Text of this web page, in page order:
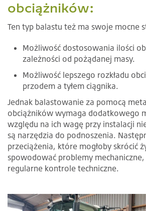
obciążników:
Ten typ balastu też ma swoje mocne
Możliwość dostosowania ilości
zależności od pożądanej masy.
Możliwość lepszego rozkładu
przodem a tyłem ciągnika.
Jednak balastowanie za pomocą
obciążników wymaga dodatkowego
względu na ich wagę przy instalacji
są narzędzia do podnoszenia.
przeciążenia, które mogłoby skrócić
spowodować problemy
regularne kontrole techniczne.